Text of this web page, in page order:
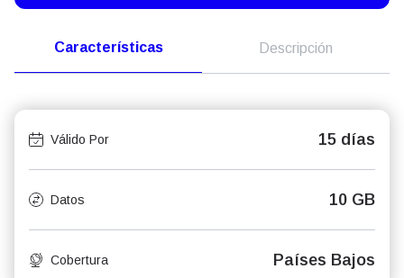
Características Descripción
Válido Por 15 días
Datos 10 GB
Cobertura Países Bajos